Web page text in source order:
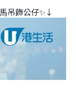
吊飾公仔✨↓